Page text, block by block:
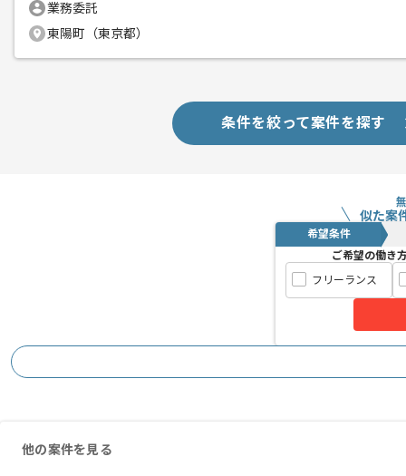
業務委託
東陽町（東京都）
条件を絞って案件を探す
似た案
希望条件
ご希望の働き
フリーランス
他の案件を見る